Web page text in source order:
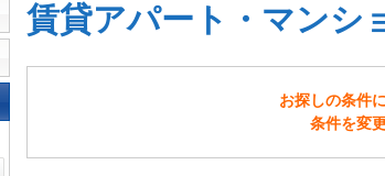
賃貸アパート・マンシ
お探しの条件
条件を変